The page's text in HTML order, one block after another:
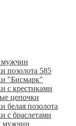
мужчин
позолота 585
"Бисмарк"
с крестиками
цепочки
белая позолота
с браслетами
мужчин